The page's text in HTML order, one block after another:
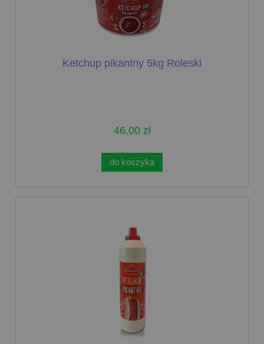
Ketchup pikantny 5kg Roleski
46,00 zł
do koszyka